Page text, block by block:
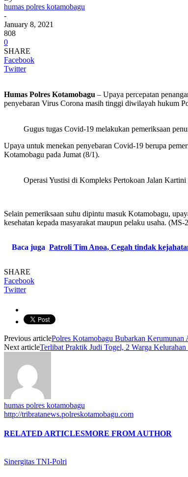
humas polres kotamobagu
-
January 8, 2021
808
0
SHARE
Facebook
Twitter
Humas Polres Kotamobagu – Upaya percepatan
penyebaran Virus Corona masih tinggi diwilayah hukum
Gugus tugas Covid-19 melakukan pemeriksaan
Upaya untuk menekan penyebaran Covid-19 berupa
Kotamobagu pada Jumat (8/1).
Operasi Yustisi di Kompleks Pertokoan Jalan Kartini
Selain pemeriksaan suhu dipintu masuk Kotamobagu,
kesehatan kepada masyarakat maupun pelaku usaha. (MS-
Baca juga Patroli Tim Anoa, Cegah tindak
SHARE
Facebook
Twitter
Previous articlePolres Kotamobagu Bubarkan Kerumunan
Next articleTerlibat Praktik Judi Togel, 2 Warga
humas polres kotamobagu
http://tribratanews.polreskotamobagu.com
RELATED ARTICLESMORE FROM AUTHOR
Sinergitas TNI-Polri